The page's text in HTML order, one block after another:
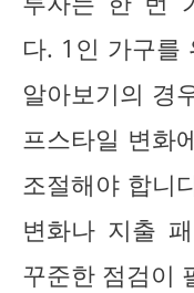
다. 1인 가구를
알아보기의 경
프스타일 변화
조절해야 합니
변화나 지출
꾸준한 점검이